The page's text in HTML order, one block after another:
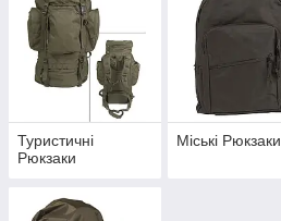
Туристичні
Рюкзаки
Міські Рюкзаки